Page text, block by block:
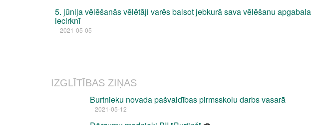
5. jūnija vēlēšanās vēlētāji varēs balsot jebkurā sava vēlēšanu apgabala
iecirknī
2021-05-05
IZGLĪTĪBAS ZIŅAS
Burtnieku novada pašvaldības pirmsskolu darbs vasarā
2021-05-12